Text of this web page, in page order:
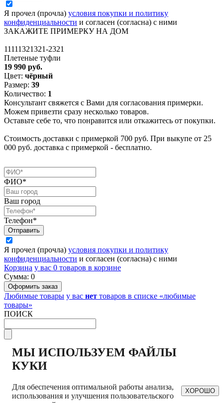
Я прочел (прочла) условия покупки и политику
конфиденциальности и согласен (согласна) с ними
ЗАКАЖИТЕ ПРИМЕРКУ НА ДОМ
11111321321-2321
Плетеные туфли
19 990 руб.
Цвет: чёрный
Размер: 39
Количество: 1
Консультант свяжется с Вами для согласования примерки.
Можем привезти сразу несколько товаров.
Оставьте себе то, что понравится или откажитесь от покупки.
Стоимость доставки с примеркой 700 руб. При выкупе от 25
000 руб. доставка с примеркой - бесплатно.
ФИО*
Ваш город
Телефон*
Я прочел (прочла) условия покупки и политику
конфиденциальности и согласен (согласна) с ними
Корзина у вас 0 товаров в корзине
Сумма: 0
Любимые товары у вас нет товаров в списке «любимые
товары»
ПОИСК
МЫ ИСПОЛЬЗУЕМ ФАЙЛЫ
КУКИ
Для обеспечения оптимальной работы анализа,
использования и улучшения пользовательского
ХОРОШО